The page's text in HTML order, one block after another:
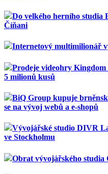
Do velkého herního studia
Číňani
Internetový multimilionář
Prodeje videohry
5 milionů kusů
BiQ Group kupuje
se na vývoj webů a e-shopů
Vývojářské studio DIVR
ve Stockholmu
Obrat vývojářského studia